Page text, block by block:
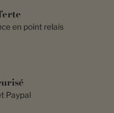
en point relais
Paypal